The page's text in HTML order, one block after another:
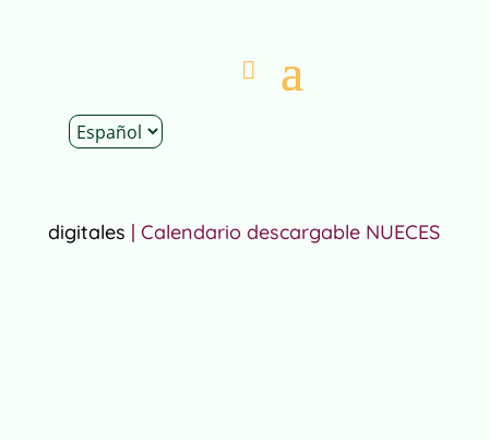
digitales | Calendario descargable NUECES